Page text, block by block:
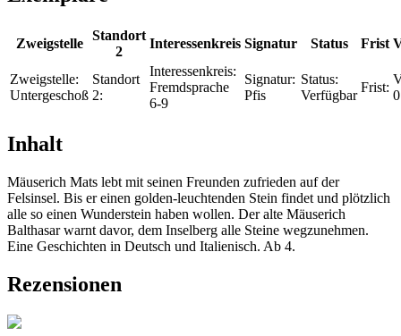
Zweigstelle
Standort
2
Interessenkreis Signatur Status Frist
Zweigstelle:
Untergeschoß
Standort
2:
Interessenkreis:
Fremdsprache
6-9
Signatur:
Pfis
Status:
Verfügbar
Frist:
0
Inhalt
Mäuserich Mats lebt mit seinen Freunden zufrieden auf der
Felsinsel. Bis er einen golden-leuchtenden Stein findet und plötzlich
alle so einen Wunderstein haben wollen. Der alte Mäuserich
Balthasar warnt davor, dem Inselberg alle Steine wegzunehmen.
Eine Geschichten in Deutsch und Italienisch. Ab 4.
Rezensionen